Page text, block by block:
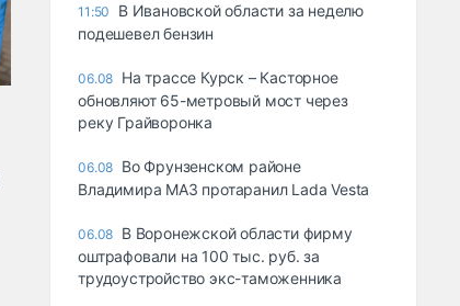
11:50
В Ивановской области за неделю
подешевел бензин
06.08 На трассе Курск – Касторное
обновляют 65-метровый мост через
реку Грайворонка
06.08 Во Фрунзенском районе
Владимира МАЗ протаранил Lada Vesta
06.08 В Воронежской области фирму
оштрафовали на 100 тыс. руб. за
трудоустройство экс-таможенника